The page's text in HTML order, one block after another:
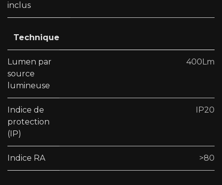
inclus
Technique
Lumen par
source
lumineuse
400Lm
Indice de
protection
(IP)
IP20
Indice RA >80